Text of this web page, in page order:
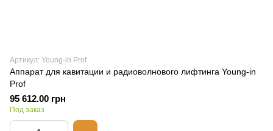
Артикул: Young-in Prof
Аппарат для кавитации и радиоволнового лифтинга Young-in
Prof
95 612.00 грн
Под заказ